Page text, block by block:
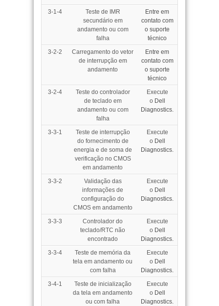
3-1-4
Teste de IMR
secundário em
andamento ou com
falha
Entre em
contato com
o suporte
técnico
3-2-2
Carregamento do vetor
de interrupção em
andamento
Entre em
contato com
o suporte
técnico
3-2-4
Teste do controlador
de teclado em
andamento ou com
falha
Execute
o Dell
Diagnostics.
3-3-1
Teste de interrupção
do fornecimento de
energia e de soma de
verificação no CMOS
em andamento
Execute
o Dell
Diagnostics.
3-3-2
Validação das
informações de
configuração do
CMOS em andamento
Execute
o Dell
Diagnostics.
3-3-3
Controlador do
teclado/RTC não
encontrado
Execute
o Dell
Diagnostics.
3-3-4
Teste de memória da
tela em andamento ou
com falha
Execute
o Dell
Diagnostics.
3-4-1
Teste de inicialização
da tela em andamento
ou com falha
Execute
o Dell
Diagnostics.